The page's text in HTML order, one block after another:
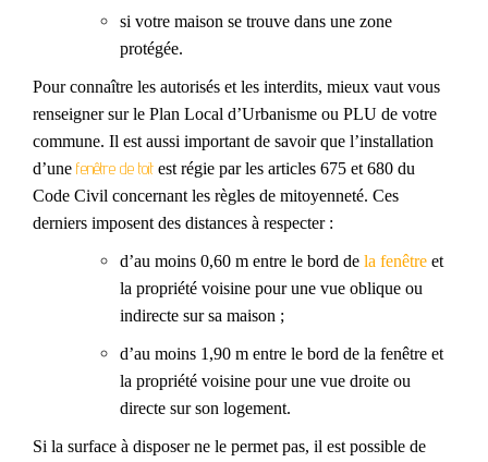
si votre maison se trouve dans une zone
protégée.
Pour connaître les autorisés et les interdits, mieux vaut vous
renseigner sur le Plan Local d’Urbanisme ou PLU de votre
commune. Il est aussi important de savoir que l’installation
d’une fenêtre de toit est régie par les articles 675 et 680 du
Code Civil concernant les règles de mitoyenneté. Ces
derniers imposent des distances à respecter :
d’au moins 0,60 m entre le bord de la fenêtre et
la propriété voisine pour une vue oblique ou
indirecte sur sa maison ;
d’au moins 1,90 m entre le bord de la fenêtre et
la propriété voisine pour une vue droite ou
directe sur son logement.
Si la surface à disposer ne le permet pas, il est possible de